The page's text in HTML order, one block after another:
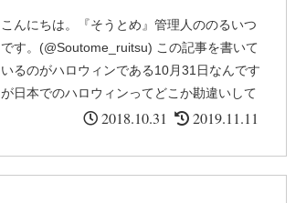
こんにちは。『そうとめ』管理人ののるいつ
です。(@Soutome_ruitsu) この記事を書いて
いるのがハロウィンである10月31日なんです
が日本でのハロウィンってどこか勘違いして
て毎年炎上を起こしていますよね。 そんなハ
2018.10.31 2019.11.11